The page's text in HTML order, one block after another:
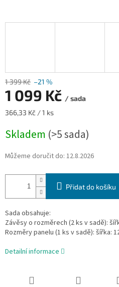
1 399 Kč –21 %
1 099 Kč / sada
Měrná
366,33 Kč / 1 ks
Skladem (>5 sada)
Můžeme doručit do: 12.8.2026
Přidat do košíku
Sada obsahuje:
Závěsy o rozměrech (2 ks v sadě):
Rozměry panelu (1 ks v sadě): šířka:
Detailní informace